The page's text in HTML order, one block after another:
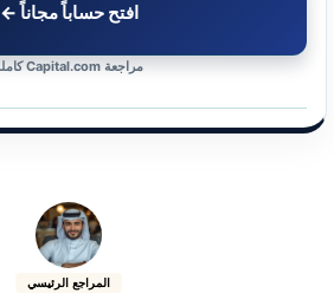
افتح حساباً مجاناً ←
مراجعة Capital.com كاملة
المراجع الرئيسي